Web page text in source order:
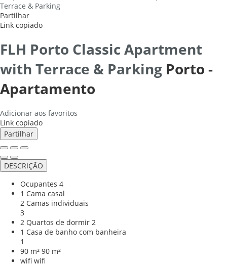
Partilhar
Link copiado
FLH Porto Classic Apartment
with Terrace & Parking Porto -
Apartamento
Adicionar aos favoritos
Link copiado
Partilhar
DESCRIÇÃO
Ocupantes 4
1 Cama casal
2 Camas individuais
3
2 Quartos de dormir 2
1 Casa de banho com banheira
1
90 m² 90 m²
wifi wifi